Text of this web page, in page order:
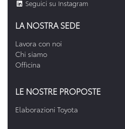
Seguici su Instagram
LA NOSTRA SEDE
Lavora con noi
Chi siamo
Officina
LE NOSTRE PROPOSTE
Elaborazioni Toyota